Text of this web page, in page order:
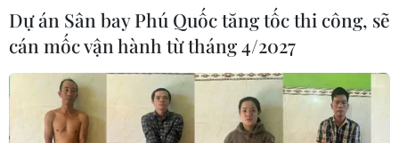
Dự án Sân bay Phú Quốc tăng tốc thi công, sẽ
cán mốc vận hành từ tháng 4/2027